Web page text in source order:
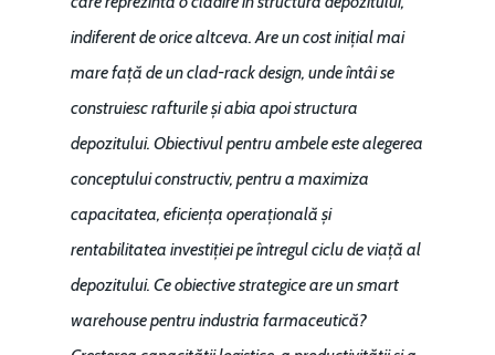
indiferent de orice altceva. Are un cost inițial mai
mare față de un clad-rack design, unde întâi se
construiesc rafturile și abia apoi structura
depozitului. Obiectivul pentru ambele este alegerea
conceptului constructiv, pentru a maximiza
capacitatea, eficiența operațională și
rentabilitatea investiției pe întregul ciclu de viață al
depozitului. Ce obiective strategice are un smart
warehouse pentru industria farmaceutică?
Noutăți
Despre
Evenimente
Foto
Modelul economic
România – orizont
resurselor naturale
Video
Marea Neagră în Noua
economie
EM360 Talk
Contact